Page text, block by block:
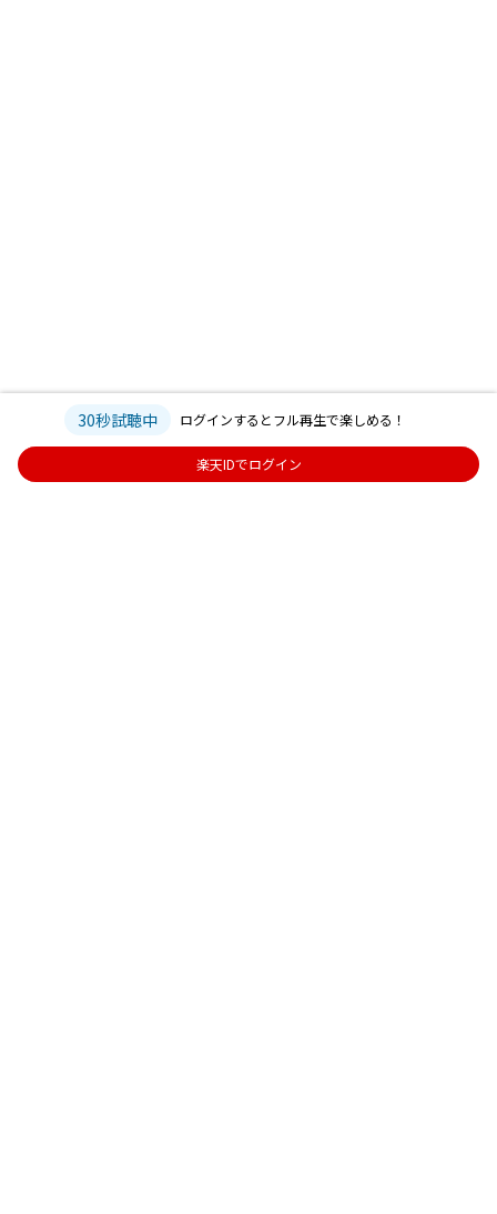
30秒試聴中 ログインするとフル再生で楽しめる！
楽天IDでログイン